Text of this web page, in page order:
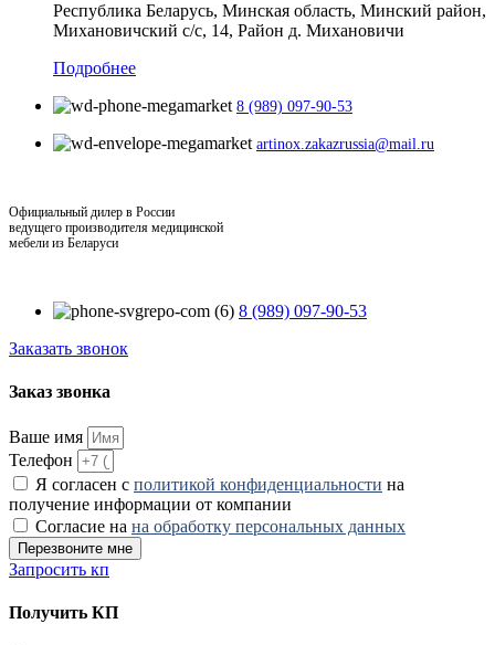
Республика Беларусь, Минская область, Минский район,
Михановичский с/с, 14, Район д. Михановичи
Подробнее
8 (989) 097-90-53
artinox.zakazrussia@mail.ru
Официальный дилер в России
ведущего производителя медицинской
мебели из Беларуси
8 (989) 097-90-53
Заказать звонок
Заказ звонка
Ваше имя
Телефон
Я согласен с политикой конфиденциальности на
получение информации от компании
Согласие на на обработку персональных данных
Перезвоните мне
Запросить кп
Получить КП